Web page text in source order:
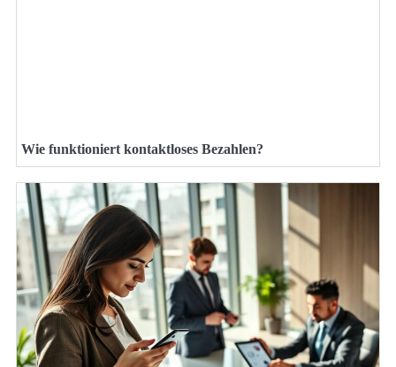
Wie funktioniert kontaktloses Bezahlen?